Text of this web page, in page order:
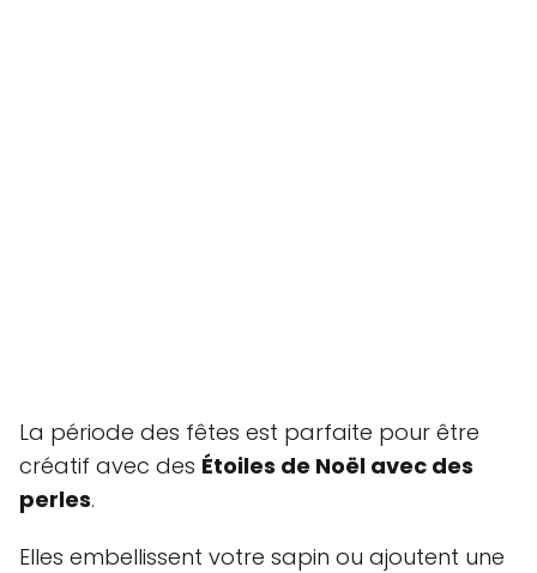
La période des fêtes est parfaite pour être
créatif avec des Étoiles de Noël avec des
perles.
Elles embellissent votre sapin ou ajoutent une